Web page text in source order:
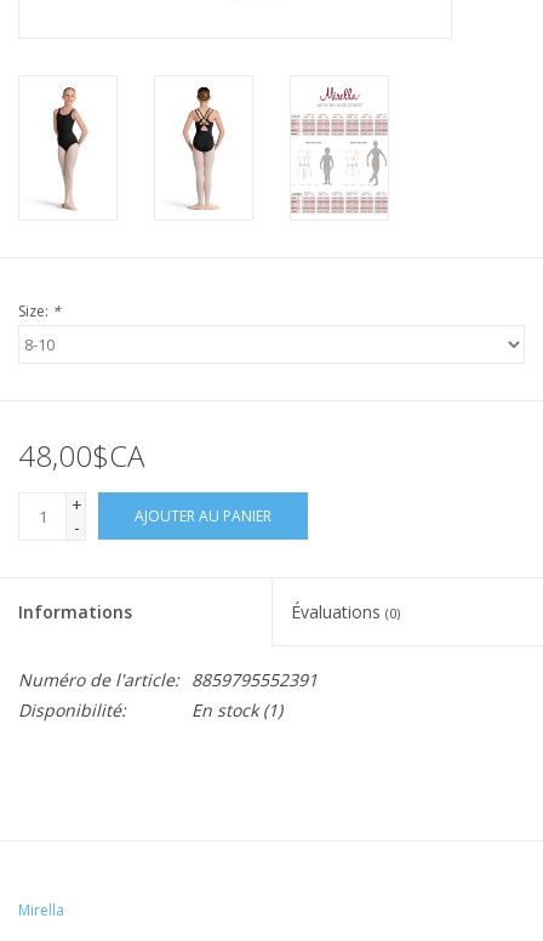
Size: *
48,00$CA
+
-
AJOUTER AU PANIER
Informations Évaluations (0)
Numéro de l'article: 8859795552391
Disponibilité:
En stock(1)
Mirella